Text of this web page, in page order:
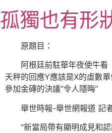
至
主
孤獨也有形
原題目：
阿根廷前駐華年夜使牛
天秤的回應Y應該是X的虛數
參加金磚的決議“令人隱晦”
舉世時報-舉世網報道 記
“新當局帶有顯明成見和